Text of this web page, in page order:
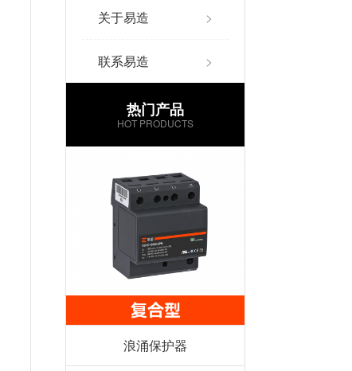
关于易造 >
联系易造 >
热门产品
HOT PRODUCTS
浪涌保护器